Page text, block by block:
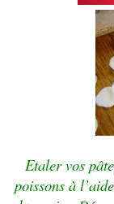
Etaler vos
poissons à